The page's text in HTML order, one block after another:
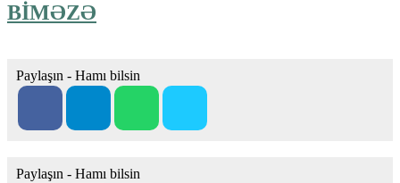
BİMƏZƏ
Paylaşın - Hamı bilsin
Paylaşın - Hamı bilsin